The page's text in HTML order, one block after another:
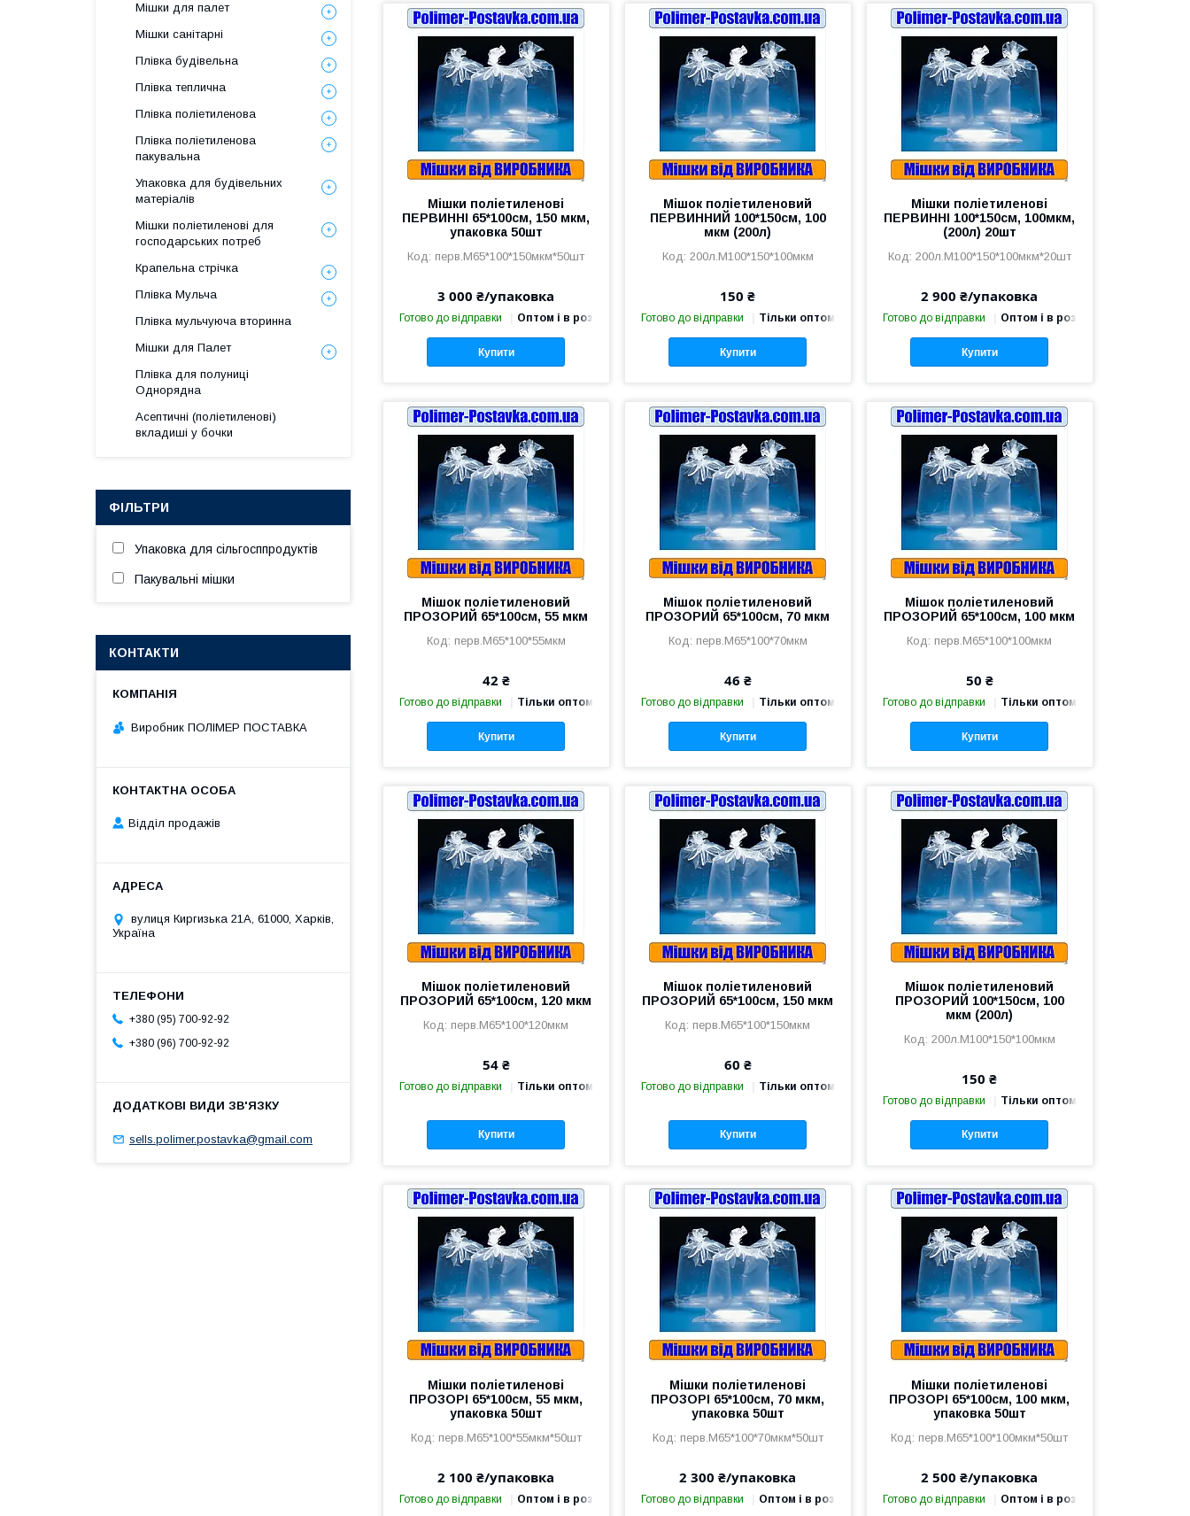
Мішки поліетиленові
ПЕРВИННІ 65*100см, 150 мкм,
упаковка 50шт
перв.М65*100*150мкм*50шт
3 000 ₴/упаковка
Готово до відправки Оптом і в роздріб
Купити
Мішок поліетиленовий
ПЕРВИННИЙ 100*150см, 100
мкм (200л)
200л.М100*150*100мкм
150 ₴
Готово до відправки Тільки оптом
Купити
Мішки поліетиленові
ПЕРВИННІ 100*150см, 100мкм,
(200л) 20шт
200л.М100*150*100мкм*20шт
2 900 ₴/упаковка
Готово до відправки Оптом і в роздріб
Купити
Мішок поліетиленовий
ПРОЗОРИЙ 65*100см, 55 мкм
перв.М65*100*55мкм
42 ₴
Готово до відправки Тільки оптом
Купити
Мішок поліетиленовий
ПРОЗОРИЙ 65*100см, 70 мкм
перв.М65*100*70мкм
46 ₴
Готово до відправки Тільки оптом
Купити
Мішок поліетиленовий
ПРОЗОРИЙ 65*100см, 100 мкм
перв.М65*100*100мкм
50 ₴
Готово до відправки Тільки оптом
Купити
Мішок поліетиленовий
ПРОЗОРИЙ 65*100см, 120 мкм
перв.М65*100*120мкм
54 ₴
Готово до відправки Тільки оптом
Купити
Мішок поліетиленовий
ПРОЗОРИЙ 65*100см, 150 мкм
перв.М65*100*150мкм
60 ₴
Готово до відправки Тільки оптом
Купити
Мішок поліетиленовий
ПРОЗОРИЙ 100*150см, 100
мкм (200л)
200л.М100*150*100мкм
150 ₴
Готово до відправки Тільки оптом
Купити
Мішки поліетиленові
ПРОЗОРІ 65*100см, 55 мкм,
упаковка 50шт
перв.М65*100*55мкм*50шт
2 100 ₴/упаковка
Готово до відправки Оптом і в роздріб
Мішки поліетиленові
ПРОЗОРІ 65*100см, 70 мкм,
упаковка 50шт
перв.М65*100*70мкм*50шт
2 300 ₴/упаковка
Готово до відправки Оптом і в роздріб
Мішки поліетиленові
ПРОЗОРІ 65*100см, 100 мкм,
упаковка 50шт
перв.М65*100*100мкм*50шт
2 500 ₴/упаковка
Готово до відправки Оптом і в роздріб
Мішки для палет
Мішки санітарні
Плівка будівельна
Плівка теплична
Плівка поліетиленова
Плівка поліетиленова
пакувальна
Упаковка для будівельних
матеріалів
Мішки поліетиленові для
господарських потреб
Крапельна стрічка
Плівка Мульча
Плівка мульчуюча вторинна
Мішки для Палет
Плівка для полуниці
Однорядна
Асептичні (поліетиленові)
вкладиші у бочки
ФІЛЬТРИ
Упаковка для сільгосппродуктів
Пакувальні мішки
КОНТАКТИ
Виробник ПОЛІМЕР ПОСТАВКА
Відділ продажів
вулиця Киргизька 21А, 61000, Харків,
Україна
+380 (95) 700-92-92
+380 (96) 700-92-92
sells.polimer.postavka@gmail.com